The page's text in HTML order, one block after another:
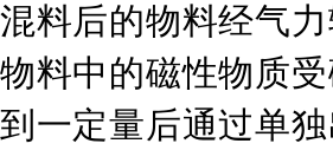
混料后的物料经气
物料中的磁性物质
到一定量后通过单